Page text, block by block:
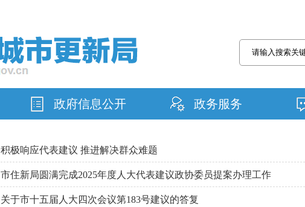
政府信息公开 政务服务
积极响应代表建议 推进解决群众难题
市住新局圆满完成2025年度人大代表建议政协委员提案办理工作
关于市十五届人大四次会议第183号建议的答复